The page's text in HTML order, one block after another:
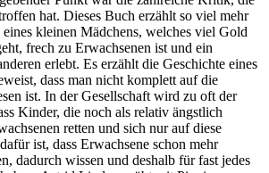
hat. Dieses Buch erzählt so viel mehr
kleinen Mädchens, welches viel Gold
frech zu Erwachsenen ist und ein
erlebt. Es erzählt die Geschichte eines
dass man nicht komplett auf die
ist. In der Gesellschaft wird zu oft der
Kinder, die noch als relativ ängstlich
retten und sich nur auf diese
ist, dass Erwachsene schon mehr
dadurch wissen und deshalb für fast jedes